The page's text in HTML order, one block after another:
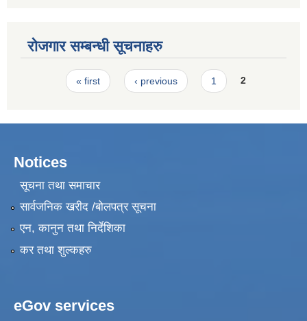
रोजगार सम्बन्धी सूचनाहरु
Pages« first ‹ previous 1 2
Notices
सूचना तथा समाचार
सार्वजनिक खरीद /बोलपत्र सूचना
एन, कानुन तथा निर्देशिका
कर तथा शुल्कहरु
eGov services